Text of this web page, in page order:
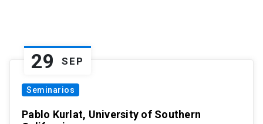
29 SEP
Seminarios
Pablo Kurlat, University of Southern